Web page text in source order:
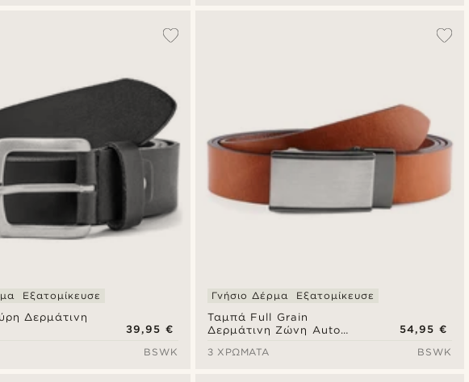
Δερμάτινη
Εξατομίκευσε
39,95 €
BSWK
Ταμπά Full Grain
Δερμάτινη Ζώνη Auto
Αγκράφα
Γνήσιο Δέρμα Εξατομίκευσε
54,95 €
3 ΧΡΏΜΑΤΑ
BSWK